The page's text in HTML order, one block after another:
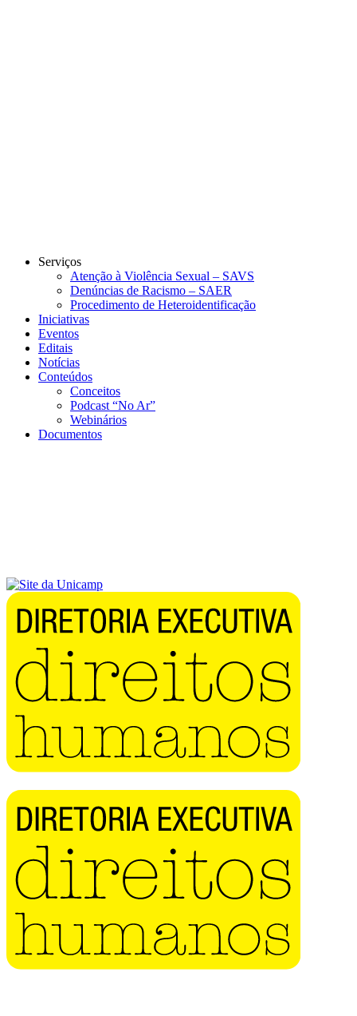
Serviços
Atenção à Violência Sexual – SAVS
Denúncias de Racismo – SAER
Procedimento de Heteroidentificação
Iniciativas
Eventos
Editais
Notícias
Conteúdos
Conceitos
Podcast “No Ar”
Webinários
Documentos